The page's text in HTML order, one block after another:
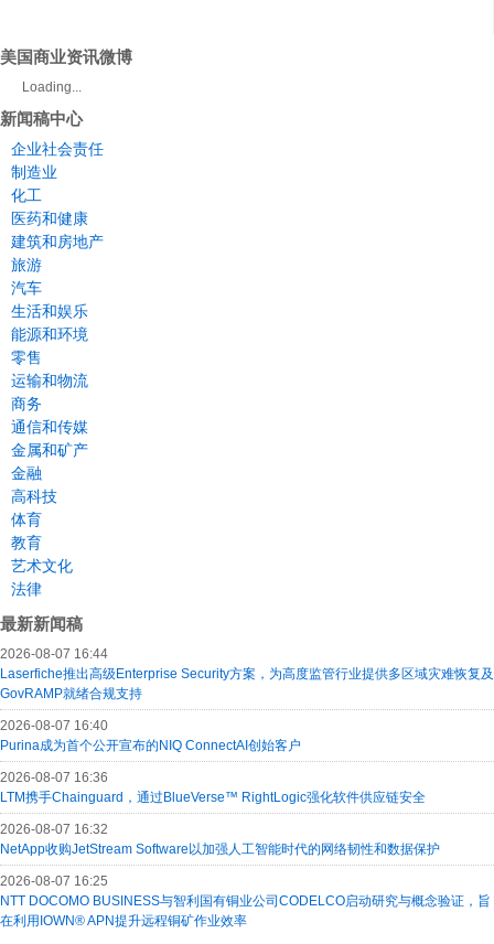
美国商业资讯微博
Loading...
新闻稿中心
企业社会责任
制造业
化工
医药和健康
建筑和房地产
旅游
汽车
生活和娱乐
能源和环境
零售
运输和物流
商务
通信和传媒
金属和矿产
金融
高科技
体育
教育
艺术文化
法律
最新新闻稿
2026-08-07 16:44
Laserfiche推出高级Enterprise Security方案，为高度监管行业提供多区域灾难恢复及
GovRAMP就绪合规支持
2026-08-07 16:40
Purina成为首个公开宣布的NIQ ConnectAI创始客户
2026-08-07 16:36
LTM携手Chainguard，通过BlueVerse™ RightLogic强化软件供应链安全
2026-08-07 16:32
NetApp收购JetStream Software以加强人工智能时代的网络韧性和数据保护
2026-08-07 16:25
NTT DOCOMO BUSINESS与智利国有铜业公司CODELCO启动研究与概念验证，旨
在利用IOWN® APN提升远程铜矿作业效率